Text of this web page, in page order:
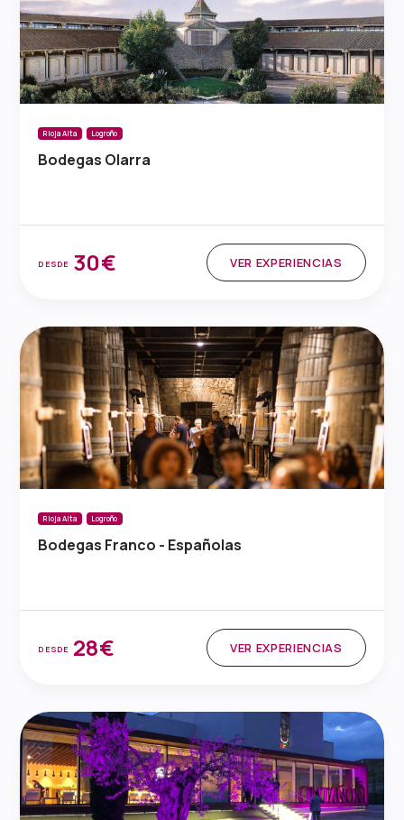
Rioja Alta Logroño
Bodegas Olarra
DESDE 30€ VER EXPERIENCIAS
Rioja Alta Logroño
Bodegas Franco - Españolas
DESDE 28€ VER EXPERIENCIAS